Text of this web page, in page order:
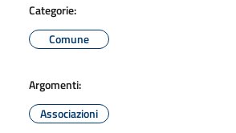
Categorie:
Comune
Argomenti:
Associazioni